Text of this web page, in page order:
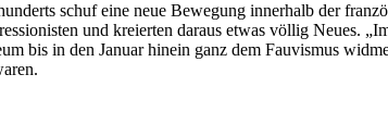
schuf eine neue Bewegung innerhalb der
und kreierten daraus etwas völlig Neues.
bis in den Januar hinein ganz dem Fauvismus